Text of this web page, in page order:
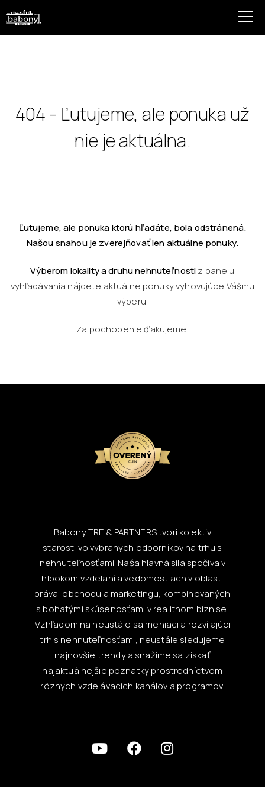
404 - Ľutujeme, ale ponuka už
nie je aktuálna.
Ľutujeme, ale ponuka ktorú hľadáte, bola odstránená.
Našou snahou je zverejňovať len aktuálne ponuky.
Výberom lokality a druhu nehnuteľnostiz panelu
vyhľadávania nájdete aktuálne ponuky vyhovujúce Vášmu
výberu.
Za pochopenie ďakujeme.
Babony TRE & PARTNERS tvorí kolektív
starostlivo vybraných odborníkov na trhu s
nehnuteľnosťami. Naša hlavná sila spočíva v
hlbokom vzdelaní a vedomostiach v oblasti
práva, obchodu a marketingu, kombinovaných
s bohatými skúsenosťami v realitnom biznise.
Vzhľadom na neustále sa meniaci a rozvíjajúci
trh s nehnuteľnosťami, neustále sledujeme
najnovšie trendy a snažíme sa získať
najaktuálnejšie poznatky prostredníctvom
rôznych vzdelávacích kanálov a programov.